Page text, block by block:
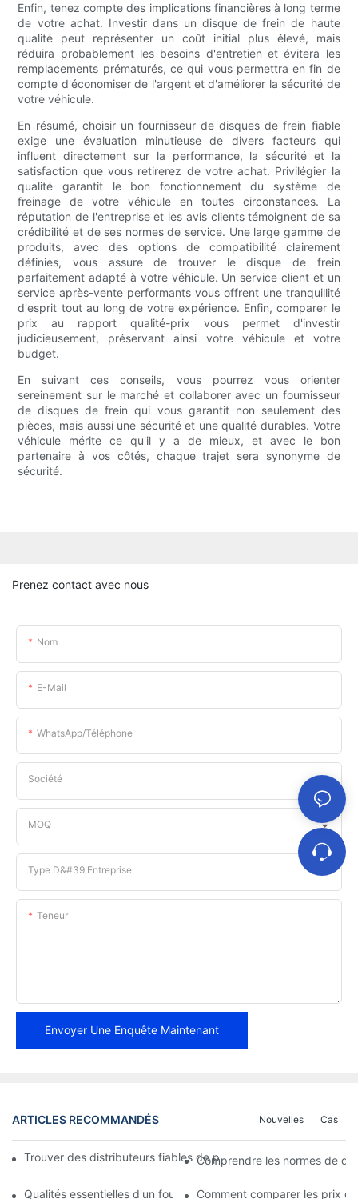
Enfin, tenez compte des implications financières à long terme
de votre achat. Investir dans un disque de frein de haute
qualité peut représenter un coût initial plus élevé, mais
réduira probablement les besoins d'entretien et évitera les
remplacements prématurés, ce qui vous permettra en fin de
compte d'économiser de l'argent et d'améliorer la sécurité de
votre véhicule.
En résumé, choisir un fournisseur de disques de frein fiable
exige une évaluation minutieuse de divers facteurs qui
influent directement sur la performance, la sécurité et la
satisfaction que vous retirerez de votre achat. Privilégier la
qualité garantit le bon fonctionnement du système de
freinage de votre véhicule en toutes circonstances. La
réputation de l'entreprise et les avis clients témoignent de sa
crédibilité et de ses normes de service. Une large gamme de
produits, avec des options de compatibilité clairement
définies, vous assure de trouver le disque de frein
parfaitement adapté à votre véhicule. Un service client et un
service après-vente performants vous offrent une tranquillité
d'esprit tout au long de votre expérience. Enfin, comparer le
prix au rapport qualité-prix vous permet d'investir
judicieusement, préservant ainsi votre véhicule et votre
budget.
En suivant ces conseils, vous pourrez vous orienter
sereinement sur le marché et collaborer avec un fournisseur
de disques de frein qui vous garantit non seulement des
pièces, mais aussi une sécurité et une qualité durables. Votre
véhicule mérite ce qu'il y a de mieux, et avec le bon
partenaire à vos côtés, chaque trajet sera synonyme de
sécurité.
Prenez contact avec nous
Nom
E-Mail
WhatsApp/téléphone
Société
MOQ
Type D&#39;entreprise
Teneur
Envoyer Une Enquête Maintenant
ARTICLES RECOMMANDÉS Cas
Nouvelles
Trouver des distributeurs fiables de plaquettes de frein pour
Comprendre les normes de
Qualités essentielles d'un fournisseur fiable de plaquettes de
Comment comparer les prix